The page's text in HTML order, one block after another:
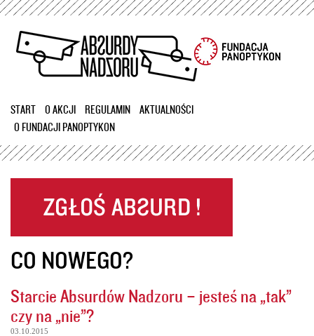
Przejdź
treści
START O AKCJI REGULAMIN
AKTUALNOŚCI
O FUNDACJI PANOPTYKON
CO NOWEGO?
Starcie Absurdów Nadzoru – jesteś na „tak”
czy na „nie”?
03.10.2015